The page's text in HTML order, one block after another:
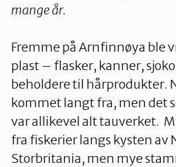
mange år.
Fremme på Arnfinnøya ble
plast – flasker, kanner,
beholdere til hårprodukter.
kommet langt fra, men det
var allikevel alt tauverket.
fra fiskerier langs kysten av
Storbritania, men mye